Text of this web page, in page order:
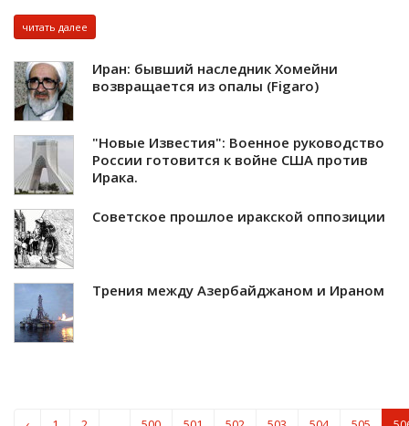
читать далее
Иран: бывший наследник Хомейни
возвращается из опалы (Figaro)
"Новые Известия": Военное руководство
России готовится к войне США против
Ирака.
Советское прошлое иракской оппозиции
Трения между Азербайджаном и Ираном